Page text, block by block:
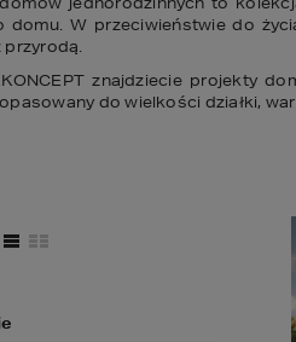
domu. W przeciwieństwie do
przyrodą.
znajdziecie projekty
do wielkości działki,